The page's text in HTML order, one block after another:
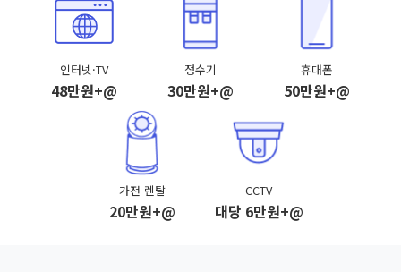
인터넷·TV
48만원+@
정수기
30만원+@
휴대폰
50만원+@
가전 렌탈
20만원+@
CCTV
대당 6만원+@